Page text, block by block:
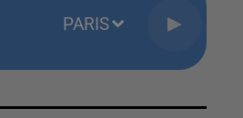
PARIS